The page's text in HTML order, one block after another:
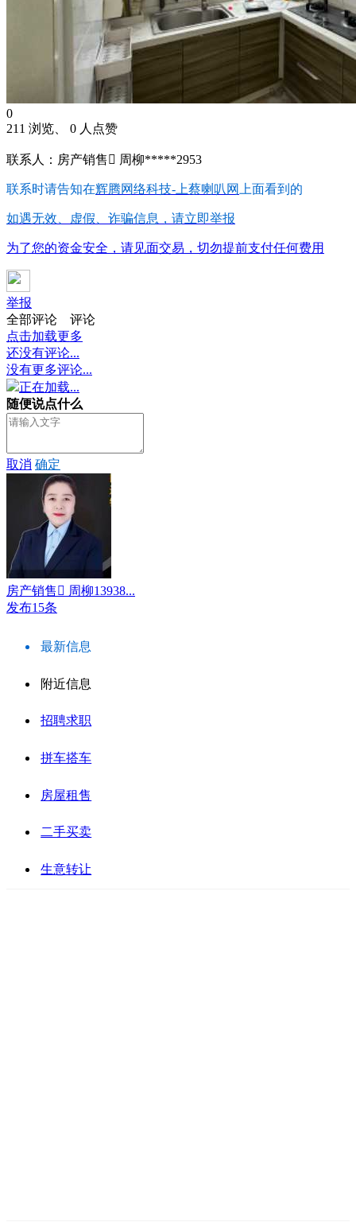
0
211 浏览、 0 人点赞
联系人：房产销售 周柳*****2953
联系时请告知在辉腾网络科技-上蔡喇叭网 上面看到的
如遇无效、虚假、诈骗信息，请立即举报
为了您的资金安全，请见面交易，切勿提前支付任何费用
举报
全部评论
评论
点击加载更多
还没有评论...
没有更多评论...
正在加载...
随便说点什么
取消 确定
房产销售 周柳13938...
发布15条
最新信息
附近信息
招聘求职
拼车搭车
房屋租售
二手买卖
生意转让